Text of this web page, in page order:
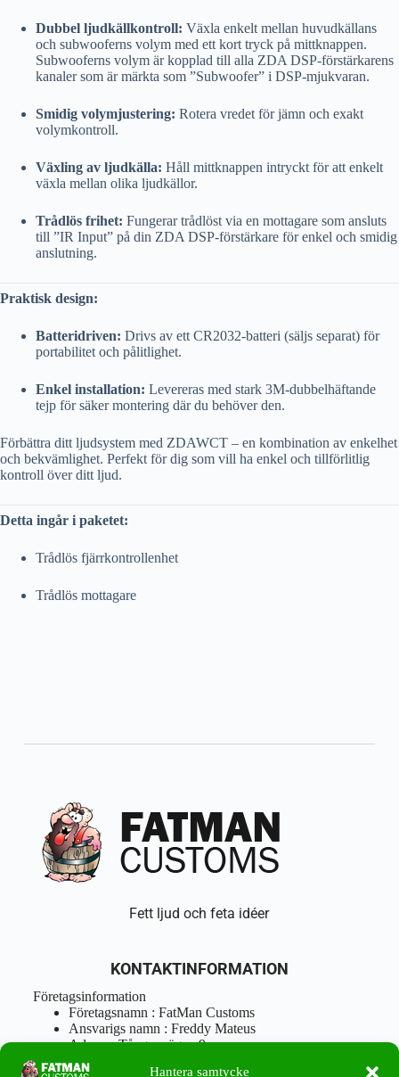
Hantera samtycke
Dubbel ljudkällkontroll: Växla enkelt mellan huvudkällans
och subwooferns volym med ett kort tryck på mittknappen.
Subwooferns volym är kopplad till alla ZDA DSP-förstärkarens
kanaler som är märkta som ”Subwoofer” i DSP-mjukvaran.
Smidig volymjustering: Rotera vredet för jämn och exakt
volymkontroll.
Växling av ljudkälla: Håll mittknappen intryckt för att enkelt
växla mellan olika ljudkällor.
Trådlös frihet: Fungerar trådlöst via en mottagare som ansluts
till ”IR Input” på din ZDA DSP-förstärkare för enkel och smidig
anslutning.
Praktisk design:
Batteridriven: Drivs av ett CR2032-batteri (säljs separat) för
portabilitet och pålitlighet.
Enkel installation: Levereras med stark 3M-dubbelhäftande
tejp för säker montering där du behöver den.
Förbättra ditt ljudsystem med ZDAWCT – en kombination av enkelhet
och bekvämlighet. Perfekt för dig som vill ha enkel och tillförlitlig
kontroll över ditt ljud.
Detta ingår i paketet:
Trådlös fjärrkontrollenhet
Trådlös mottagare
Fett ljud och feta idéer
KONTAKTINFORMATION
Företagsinformation
Företagsnamn : FatMan Customs
Ansvarigs namn : Freddy Mateus
Adress : Tångenvägen 9
Postnr : 417 46 Göteborg